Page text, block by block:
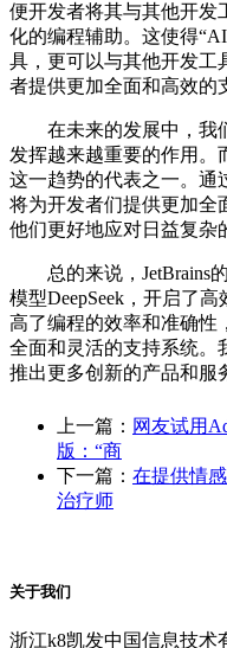
便开发者将其与其他开发
化的编程辅助。这使得
具，更可以与其他开发工
者提供更加全面和高效的
在未来的发展中，我
发挥越来越重要的作用。
这一趋势的代表之一。通
将为开发者们提供更加全
他们更好地应对日益复杂
总的来说，JetBrains
模型DeepSeek，开启了
高了编程的效率和准确性
全面和灵活的支持系统。
推出更多创新的产品和服
上一篇： 网友试用
版：“商
下一篇： 在提供情
治疗师
关于我们
浙江k8凯发中国信息技术